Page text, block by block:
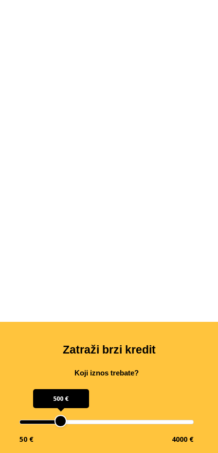
Zatraži brzi kredit
Koji iznos trebate?
500 €
50 € 4000 €